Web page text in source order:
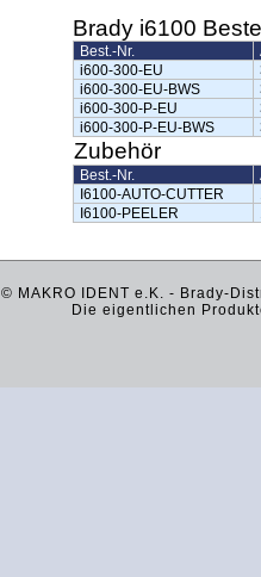
Brady i6100
Best.-Nr.
i600-300-EU
i600-300-EU-BWS
i600-300-P-EU
i600-300-P-EU-BWS
Zubehör
Best.-Nr.
I6100-AUTO-CUTTER
I6100-PEELER
© MAKRO IDENT e.K. - Brady-
Die eigentlichen